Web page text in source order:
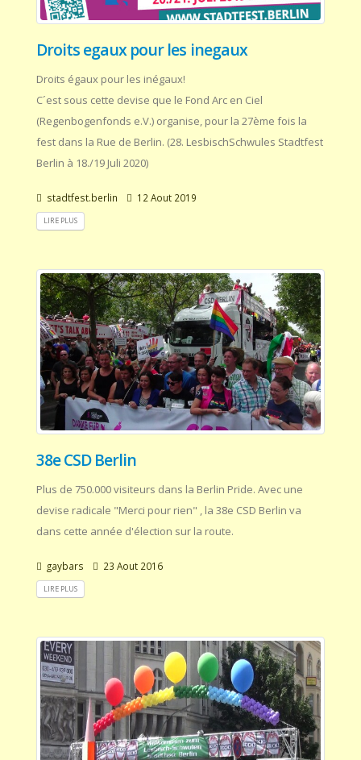
Droits egaux pour les inegaux
Droits égaux pour les inégaux!
C´est sous cette devise que le Fond Arc en Ciel
(Regenbogenfonds e.V.) organise, pour la 27ème fois la
fest dans la Rue de Berlin. (28. LesbischSchwules Stadtfest
Berlin à 18./19 Juli 2020)
stadtfest.berlin 12 Aout 2019
LIRE PLUS
38e CSD Berlin
Plus de 750.000 visiteurs dans la Berlin Pride. Avec une
devise radicale "Merci pour rien" , la 38e CSD Berlin va
dans cette année d'élection sur la route.
gaybars 23 Aout 2016
LIRE PLUS